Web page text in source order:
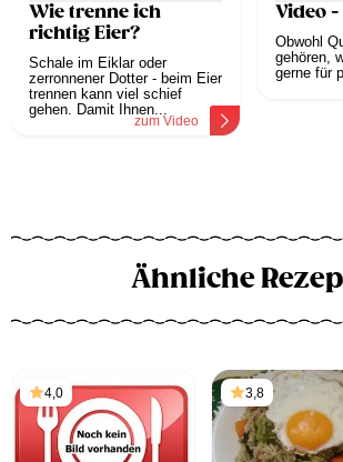
Wie trenne ich
richtig Eier?
Schale im Eiklar oder
zerronnener Dotter - beim Eier
trennen kann viel schief
gehen. Damit Ihnen...
zum Video
Video
Obwohl
gehören,
gerne für
Ähnliche
4,0 3,8